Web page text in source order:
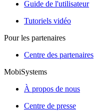
Guide de l'utilisateur
Tutoriels vidéo
Pour les partenaires
Centre des partenaires
MobiSystems
À propos de nous
Centre de presse